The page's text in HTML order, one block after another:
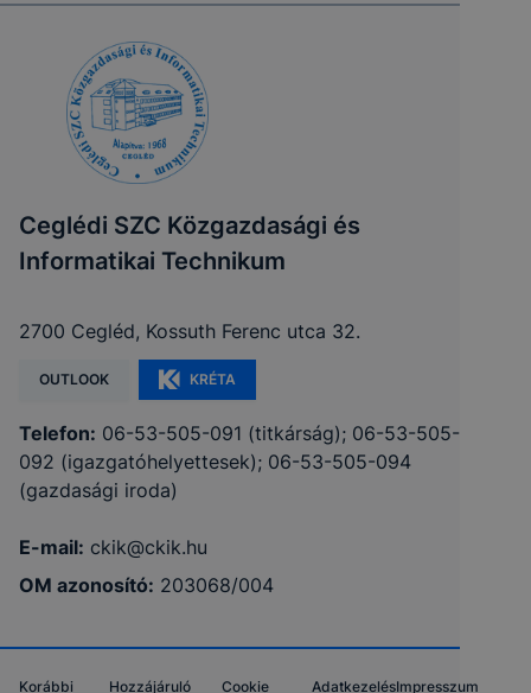
Ceglédi SZC Közgazdasági és
Informatikai Technikum
2700 Cegléd, Kossuth Ferenc utca 32.
OUTLOOK KRÉTA
Telefon: 06-53-505-091 (titkárság); 06-53-505-
092 (igazgatóhelyettesek); 06-53-505-094
(gazdasági iroda)
E-mail: ckik@ckik.hu
OM azonosító: 203068/004
Korábbi Hozzájáruló Cookie AdatkezelésImpresszum